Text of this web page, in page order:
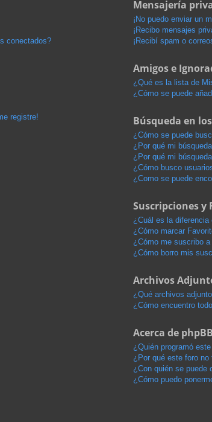
conectados?
registre!
Mensajería
¡No puedo enviar un
¡Recibo mensajes
¡Recibí spam o
Amigos e
¿Qué es la lista de
¿Cómo se puede
Búsqueda en
¿Cómo se puede
¿Por qué mi
¿Por qué mi
¿Cómo busco
¿Como se puede
Suscripciones y
¿Cuál es la
¿Cómo marcar
¿Cómo me suscribo
¿Cómo borro mis
Archivos
¿Qué archivos
¿Cómo encuentro
Acerca de phpBB
¿Quién programó
¿Por qué este foro no
¿Con quién se puede
¿Cómo puedo